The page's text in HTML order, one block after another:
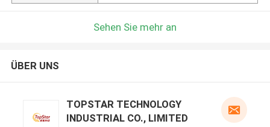
Sehen Sie mehr an
ÜBER UNS
TOPSTAR TECHNOLOGY
INDUSTRIAL CO., LIMITED